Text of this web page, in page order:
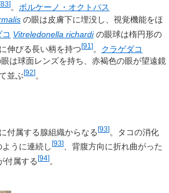
83]。
ボルケーノ・オクトパス
の眼は皮膚下に埋没し、視覚機能をほ
コ Vitreledonella richardiの眼球は楕円形の
伸びる長い柄を持つ[91 ]。
クラゲダコ
は球面レンズを持ち、赤褐色の眼が望遠鏡
並ぶ[92]。
付属する腺組織からなる[93]。タコの消化
うに連続し [93]、背腹方向に折れ曲がった
付属する[94]。